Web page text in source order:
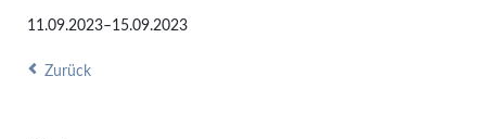
11.09.2023–15.09.2023
Zurück